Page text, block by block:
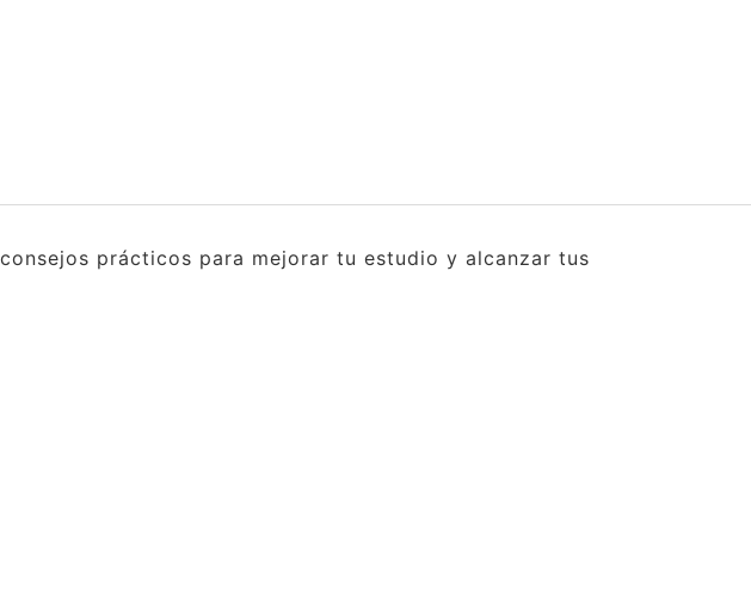
prácticos para mejorar tu estudio y alcanzar tus